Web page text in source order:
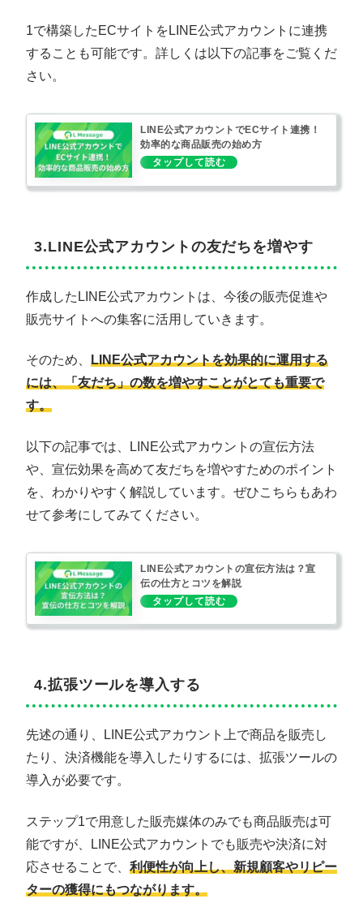
1で構築したECサイトをLINE公式アカウントに連携
することも可能です。詳しくは以下の記事をご覧くだ
さい。
LINE公式アカウントでECサイト連携！
効率的な商品販売の始め方
3.LINE公式アカウントの友だちを増やす
作成したLINE公式アカウントは、今後の販売促進や
販売サイトへの集客に活用していきます。
そのため、 LINE公式アカウントを効果的に運用する
には、「友だち」の数を増やすことがとても重要で
す。
以下の記事では、LINE公式アカウントの宣伝方法
や、宣伝効果を高めて友だちを増やすためのポイント
を、わかりやすく解説しています。ぜひこちらもあわ
せて参考にしてみてください。
LINE公式アカウントの宣伝方法は？宣
伝の仕方とコツを解説
4.拡張ツールを導入する
先述の通り、LINE公式アカウント上で商品を販売し
たり、決済機能を導入したりするには、拡張ツールの
導入が必要です。
ステップ1で用意した販売媒体のみでも商品販売は可
能ですが、LINE公式アカウントでも販売や決済に対
応させることで、 利便性が向上し、新規顧客やリピー
ターの獲得にもつながります。